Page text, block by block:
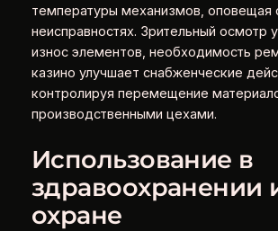
температуры механизмов, оповещая
неисправностях. Зрительный осмотр
износ элементов, необходимость
казино улучшает снабженческие
контролируя перемещение
производственными цехами.
Использование в
здравоохранении
охране